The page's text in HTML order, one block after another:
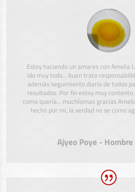
Estoy haciendo un amares con Amelia
ido muy todo… buen trato
además seguimiento diario de todos
resultados. Por fin estoy muy
como quería… muchísimas gracias
hecho por mi, la verdad no se como
Ajyeo Poye -